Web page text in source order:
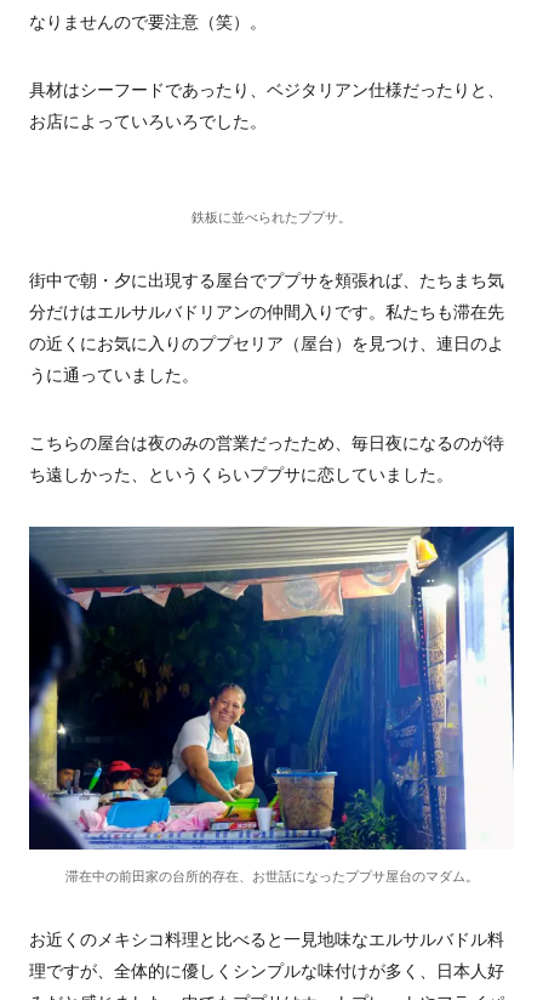
なりませんので要注意（笑）。
具材はシーフードであったり、ベジタリアン仕様だったりと、
お店によっていろいろでした。
鉄板に並べられたププサ。
街中で朝・夕に出現する屋台でププサを頬張れば、たちまち気
分だけはエルサルバドリアンの仲間入りです。私たちも滞在先
の近くにお気に入りのププセリア（屋台）を見つけ、連日のよ
うに通っていました。
こちらの屋台は夜のみの営業だったため、毎日夜になるのが待
ち遠しかった、というくらいププサに恋していました。
滞在中の前田家の台所的存在、お世話になったププサ屋台のマダム。
お近くのメキシコ料理と比べると一見地味なエルサルバドル料
理ですが、全体的に優しくシンプルな味付けが多く、日本人好